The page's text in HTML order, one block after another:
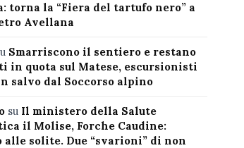
torna la “Fiera del tartufo nero” a
Avellana
Smarriscono il sentiero e restano
in quota sul Matese, escursionisti
salvo dal Soccorso alpino
su Il ministero della Salute
il Molise, Forche Caudine:
alle solite. Due “svarioni” di non